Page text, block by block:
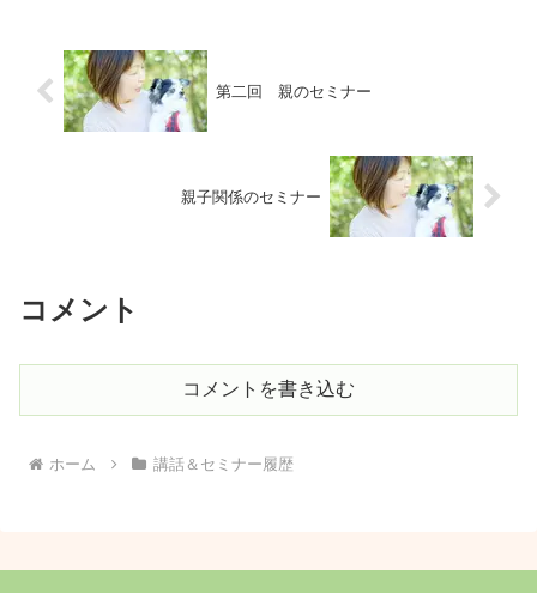
第二回 親のセミナー
親子関係のセミナー
コメント
コメントを書き込む
ホーム 講話＆セミナー履歴